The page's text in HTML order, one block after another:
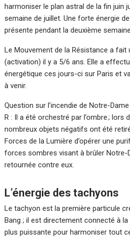
harmoniser le plan astral de la fin juin
semaine de juillet. Une forte énergie
présente pendant la deuxième
Le Mouvement de la Résistance a fait
(activation) il y a 5/6 ans. Elle a
énergétique ces jours-ci sur Paris et
à venir.
Question sur l’incendie de Notre-Dame
R : Il a été orchestré par l’ombre ; lors
nombreux objets négatifs ont été
Forces de la Lumière d’opérer une
forces sombres visant à brûler Notre-
retournée contre eux.
L’énergie des tachyons
Le tachyon est la première particule
Bang ; il est directement connecté à
plus puissante pour harmoniser tout